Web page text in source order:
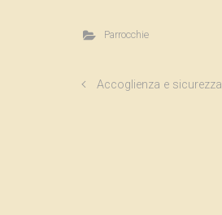
Parrocchie
Accoglienza e sicurezza